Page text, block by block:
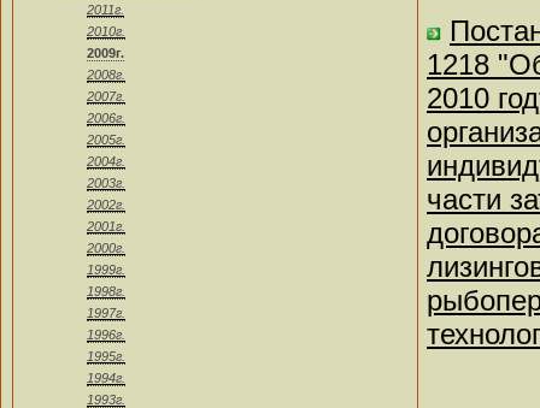
2011г.
2010г.
2009г.
2008г.
2007г.
2006г.
2005г.
2004г.
2003г.
2002г.
2001г.
2000г.
1999г.
1998г.
1997г.
1996г.
1995г.
1994г.
1993г.
1218
2010
части